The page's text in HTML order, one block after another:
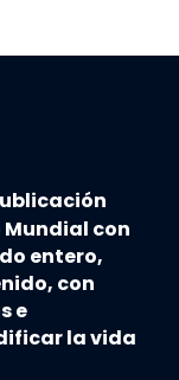
con
entero,
con
e
la vida